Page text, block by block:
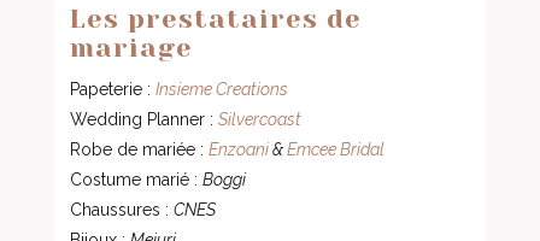
Les prestataires de
mariage
Papeterie :Insieme Creations
Wedding Planner :Silvercoast
Robe de mariée :Enzoani&Emcee Bridal
Costume marié :Boggi
Chaussures :CNES